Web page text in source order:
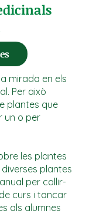
mirada en els
Per això
plantes que
un o per
les plantes
plantes
per collir-
curs i tancar
als alumnes